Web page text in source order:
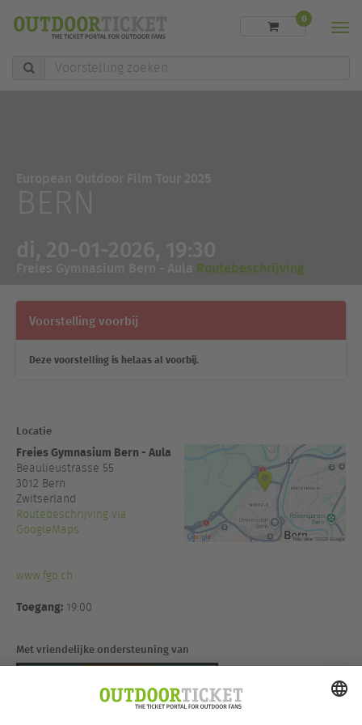
Voorstelling
zoeken
0
Routebeschrijving
Voorstelling voorbij
Deze voorstelling is helaas al voorbij.
Locatie
Freies Gymnasium Bern - Aula
Beaulieustrasse 55
3012 Bern
Zwitserland
Routebeschrijving via
GoogleMaps
www.fgb.ch
Toegang: 19:00
Met vriendelijke ondersteuning van